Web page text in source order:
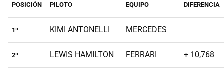
POSICIÓN PILOTO EQUIPO DIFERENCIA
1º KIMI ANTONELLI MERCEDES
2º LEWIS HAMILTON FERRARI + 10,768